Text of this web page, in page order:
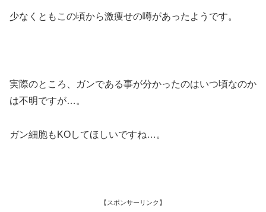
少なくともこの頃から激痩せの噂があったようです。
実際のところ、ガンである事が分かったのはいつ頃なのか
は不明ですが…。
ガン細胞もKOしてほしいですね…。
【スポンサーリンク】